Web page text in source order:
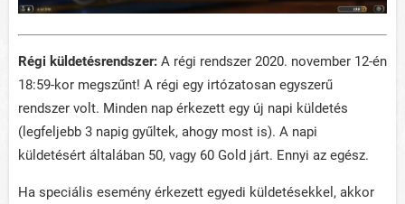
Régi küldetésrendszer: A régi rendszer 2020. november 12-én
18:59-kor megszűnt! A régi egy irtózatosan egyszerű
rendszer volt. Minden nap érkezett egy új napi küldetés
(legfeljebb 3 napig gyűltek, ahogy most is). A napi
küldetésért általában 50, vagy 60 Gold járt. Ennyi az egész.
Ha speciális esemény érkezett egyedi küldetésekkel, akkor